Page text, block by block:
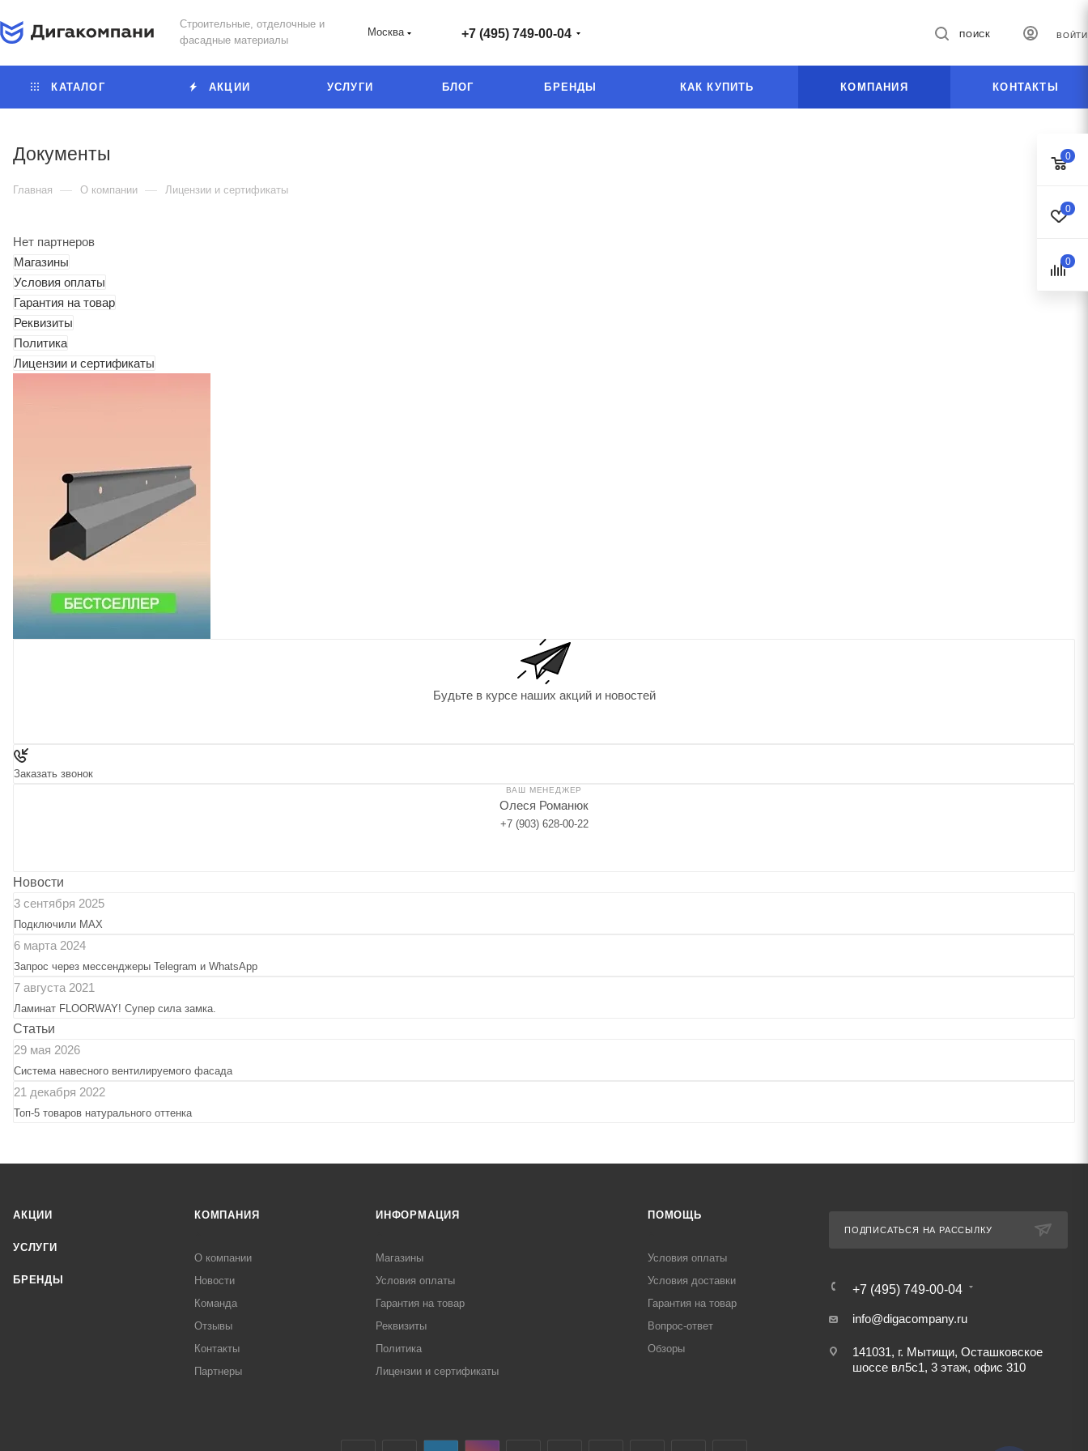
Строительные, отделочные и
фасадные материалы
Москва +7 (495) 749-00-04 ПОИСК ВОЙТИ
КАТАЛОГ АКЦИИ УСЛУГИ БЛОГ БРЕНДЫ КАК КУПИТЬ КОМПАНИЯ КОНТАКТЫ
Документы
Главная — О компании — Лицензии и сертификаты
Нет партнеров
Магазины
Условия оплаты
Гарантия на товар
Реквизиты
Политика
Лицензии и сертификаты
Будьте в курсе наших акций и новостей
Заказать звонок
ВАШ МЕНЕДЖЕР
Олеся Романюк
+7 (903) 628-00-22
Новости
3 сентября 2025
Подключили МАХ
6 марта 2024
Запрос через мессенджеры Telegram и WhatsApp
7 августа 2021
Ламинат FLOORWAY! Супер сила замка.
Статьи
29 мая 2026
Система навесного вентилируемого фасада
21 декабря 2022
Топ-5 товаров натурального оттенка
АКЦИИ
УСЛУГИ
БРЕНДЫ
КОМПАНИЯ
О компании
Новости
Команда
Отзывы
Контакты
Партнеры
ИНФОРМАЦИЯ
Магазины
Условия оплаты
Гарантия на товар
Реквизиты
Политика
Лицензии и сертификаты
ПОМОЩЬ
Условия оплаты
Условия доставки
Гарантия на товар
Вопрос-ответ
Обзоры
ПОДПИСАТЬСЯ НА РАССЫЛКУ
+7 (495) 749-00-04
info@digacompany.ru
141031, г. Мытищи, Осташковское
шоссе вл5с1, 3 этаж, офис 310
0
0
0